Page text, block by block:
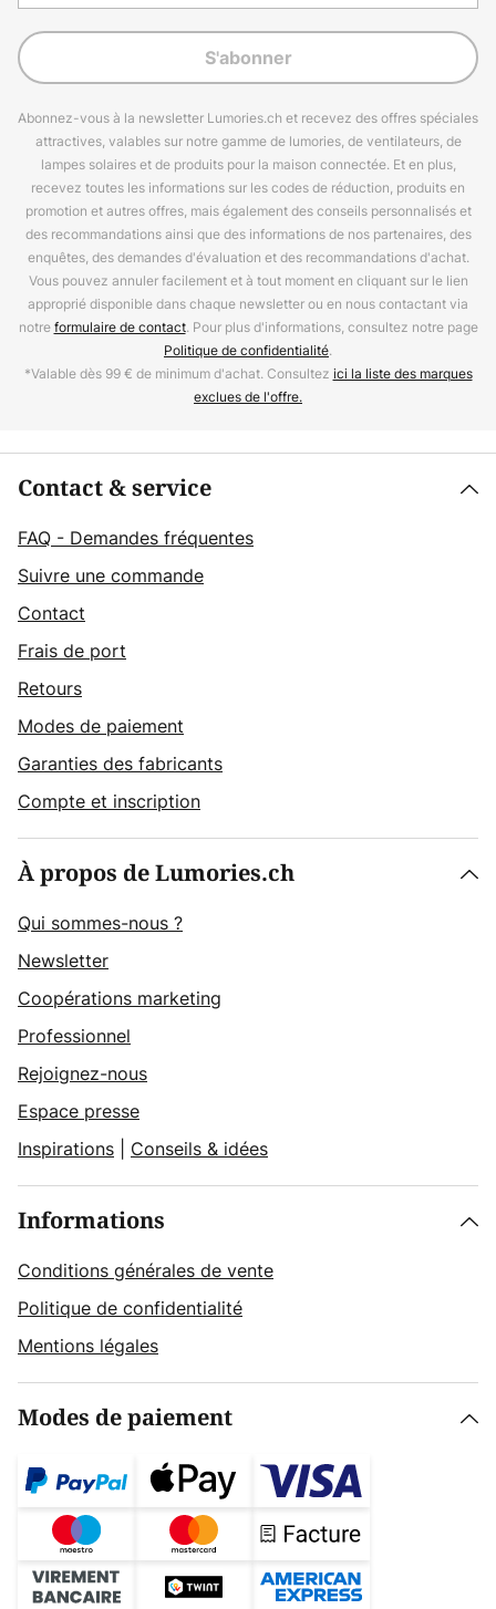
S'abonner
Abonnez-vous à la newsletter Lumories.ch et recevez des offres spéciales
attractives, valables sur notre gamme de lumories, de ventilateurs, de
lampes solaires et de produits pour la maison connectée. Et en plus,
recevez toutes les informations sur les codes de réduction, produits en
promotion et autres offres, mais également des conseils personnalisés et
des recommandations ainsi que des informations de nos partenaires, des
enquêtes, des demandes d'évaluation et des recommandations d'achat.
Vous pouvez annuler facilement et à tout moment en cliquant sur le lien
approprié disponible dans chaque newsletter ou en nous contactant via
notreformulaire de contact. Pour plus d'informations, consultez notre page
Politique de confidentialité.
*Valable dès 99 € de minimum d'achat. Consultez ici la liste des marques
exclues de l'offre.
Contact & service
FAQ - Demandes fréquentes
Suivre une commande
Contact
Frais de port
Retours
Modes de paiement
Garanties des fabricants
Compte et inscription
À propos de Lumories.ch
Qui sommes-nous ?
Newsletter
Coopérations marketing
Professionnel
Rejoignez-nous
Espace presse
Inspirations
Conseils & idées
Informations
Conditions générales de vente
Politique de confidentialité
Mentions légales
Modes de paiement